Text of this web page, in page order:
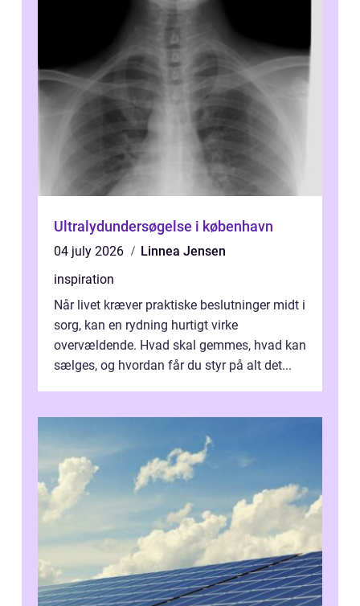
Ultralydundersøgelse i københavn
04 july 2026
Linnea Jensen
inspiration
Når livet kræver praktiske beslutninger midt i
sorg, kan en rydning hurtigt virke
overvældende. Hvad skal gemmes, hvad kan
sælges, og hvordan får du styr på alt det...